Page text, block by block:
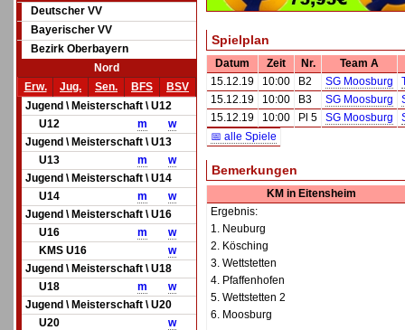
Deutscher VV
Bayerischer VV
Bezirk Oberbayern
Nord
Erw.
Jug. Sen. BFS
BSV
Jugend \ Meisterschaft \ U12
U12
m
w
Jugend \ Meisterschaft \ U13
U13
m
w
Jugend \ Meisterschaft \ U14
U14
m
w
Jugend \ Meisterschaft \ U16
U16
m
w
KMS U16
w
Jugend \ Meisterschaft \ U18
U18
m
w
Jugend \ Meisterschaft \ U20
U20
w
Spielplan
Datum Zeit Nr.
Team A
15.12.19
10:00 B2 SG Moosburg
15.12.19
10:00 B3 SG Moosburg
15.12.19
10:00 Pl 5 SG Moosburg
📅 alle Spiele
Bemerkungen
KM in Eitensheim
Ergebnis:
1. Neuburg
2. Kösching
3. Wettstetten
4. Pfaffenhofen
5. Wettstetten 2
6. Moosburg